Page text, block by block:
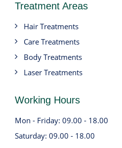
Treatment Areas
Hair Treatments
Care Treatments
Body Treatments
Laser Treatments
Working Hours
Mon - Friday: 09.00 - 18.00
Saturday: 09.00 - 18.00